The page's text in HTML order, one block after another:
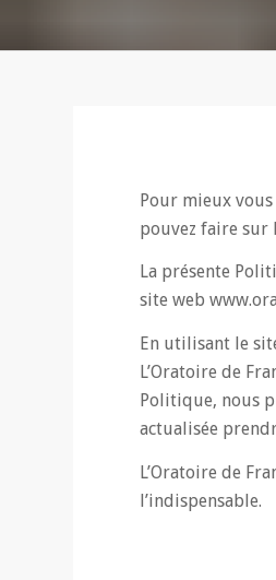
Pour mieux
pouvez faire sur
La présente
site web
En utilisant le
L’Oratoire de
Politique, nous
actualisée
L’Oratoire de
l’indispensable.